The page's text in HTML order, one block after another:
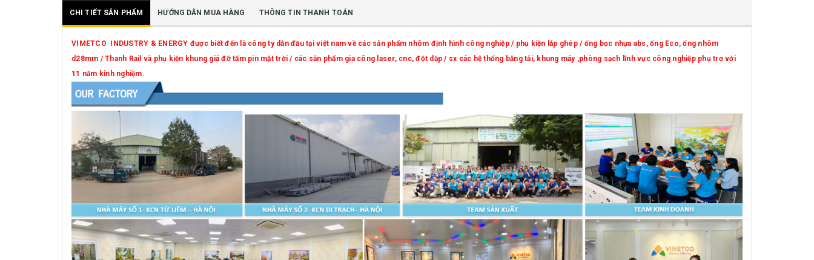
CHI TIẾT SẢN PHẨM HƯỚNG DẪN MUA HÀNG THÔNG TIN THANH TOÁN
VIMETCO INDUSTRY & ENERGY được biết đến là công ty dẫn đầu tại việt nam về các sản phẩm nhôm định hình công nghiệp / phụ kiện lắp ghép / ống bọc nhựa abs, ống Eco, ống nhôm
d28mm / Thanh Rail và phụ kiện khung giá đỡ tấm pin mặt trời / các sản phẩm gia công laser, cnc, đột dập / sx các hệ thống băng tải, khung máy ,phòng sạch lĩnh vực công nghiệp phụ trợ với
11 năm kinh nghiệm.